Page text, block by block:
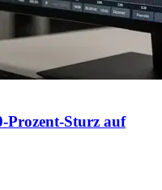
Prozent-Sturz auf